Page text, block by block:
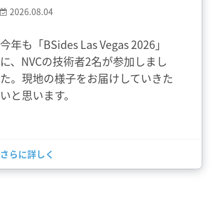
2026.08.04
今年も「BSides Las Vegas 2026」
に、NVCの技術者2名が参加しまし
た。現地の様子をお届けしていきた
いと思います。
さらに詳しく